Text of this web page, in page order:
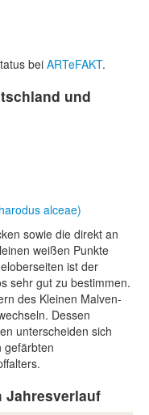
bei ARTeFAKT.
und
alceae)
sowie die direkt an
weißen Punkte
ist der
sehr gut zu bestimmen.
des Kleinen Malven-
Dessen
unterscheiden sich
gefärbten
Jahresverlauf